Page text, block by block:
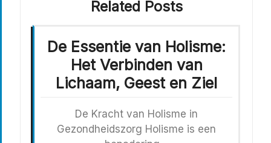
Related Posts
De Essentie van Holisme:
Het Verbinden van
Lichaam, Geest en Ziel
De Kracht van Holisme in
Gezondheidszorg Holisme is een